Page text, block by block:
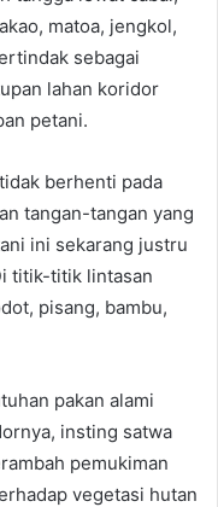
matoa, jengkol,
sebagai
lahan koridor
petani.
berhenti pada
tangan-tangan yang
ini sekarang justru
titik-titik lintasan
pisang, bambu,
pakan alami
insting satwa
pemukiman
vegetasi hutan